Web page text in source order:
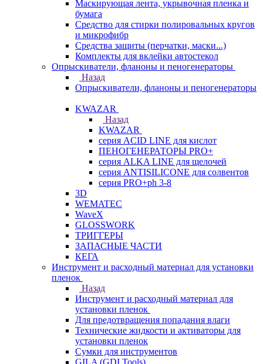
Маскирующая лента, укрывочная пленка и
бумага
Средство для стирки полировальных кругов
и микрофибр
Средства защиты (перчатки, маски...)
Комплекты для вклейки автостекол
Опрыскиватели, фланоны и пеногенераторы
Назад
Опрыскиватели, фланоны и пеногенераторы
KWAZAR
Назад
KWAZAR
серия ACID LINE для кислот
ПЕНОГЕНЕРАТОРЫ PRO+
серия ALKA LINE для щелочей
серия ANTISILICONE для солвентов
серия PRO+ph 3-8
3D
WEMATEC
WaveX
GLOSSWORK
ТРИГГЕРЫ
ЗАПАСНЫЕ ЧАСТИ
КЕГА
Инструмент и расходный материал для установки
пленок
Назад
Инструмент и расходный материал для
установки пленок
Для предотвращения попадания влаги
Технические жидкости и активаторы для
установки пленок
Сумки для инструментов
GILA (GDI Tools)